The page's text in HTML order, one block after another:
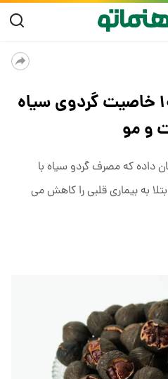
خواص گردو سیاه؛ ۱۰ خاصیت گردوی سیاه
و مو
داده که مصرف گردو سیاه با
به بیماری قلبی را کاهش می